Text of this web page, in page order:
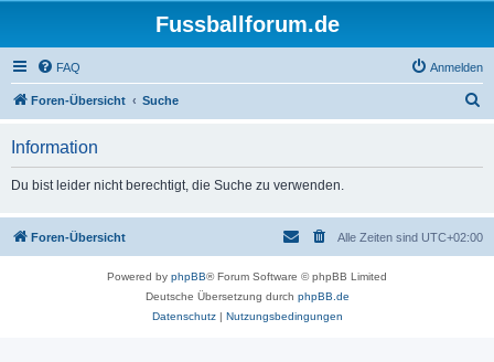
Fussballforum.de
FAQ Anmelden
Foren-Übersicht Suche
Information
Du bist leider nicht berechtigt, die Suche zu verwenden.
Foren-Übersicht Alle Zeiten sind UTC+02:00
Powered by phpBB® Forum Software © phpBB Limited
Deutsche Übersetzung durch phpBB.de
Datenschutz| Nutzungsbedingungen